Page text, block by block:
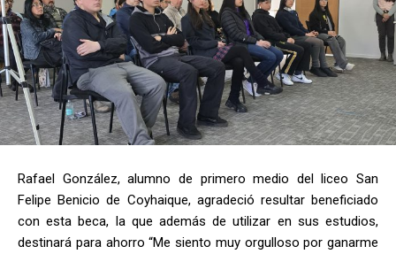
Rafael González, alumno de primero medio del liceo San
Felipe Benicio de Coyhaique, agradeció resultar beneficiado
con esta beca, la que además de utilizar en sus estudios,
destinará para ahorro “Me siento muy orgulloso por ganarme